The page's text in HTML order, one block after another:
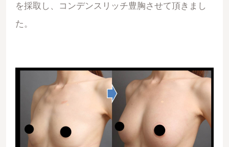
を採取し、コンデンスリッチ豊胸させて頂きまし
た。